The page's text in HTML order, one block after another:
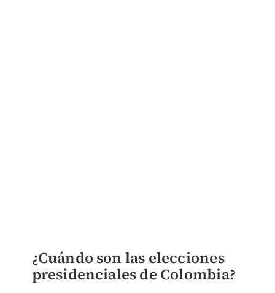
¿Cuándo son las elecciones
presidenciales de Colombia?